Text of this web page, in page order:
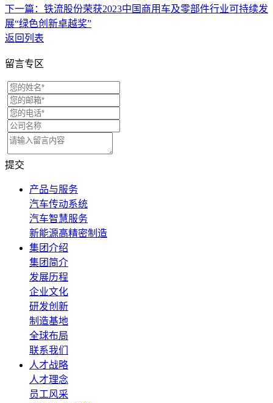
下一篇：铁流股份荣获2023中国商用车及零部件行业可持续发
展“绿色创新卓越奖”
返回列表
留言专区
提交
产品与服务
汽车传动系统
汽车智慧服务
新能源高精密制造
集团介绍
集团简介
发展历程
企业文化
研发创新
制造基地
全球布局
联系我们
人才战略
人才理念
员工风采